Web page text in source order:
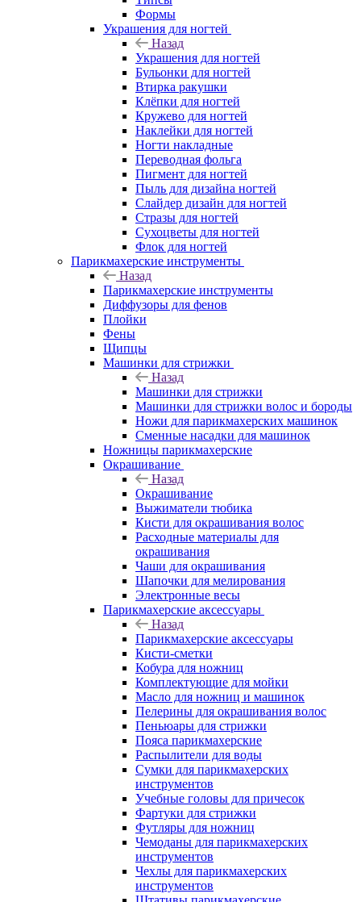
Формы
Украшения для ногтей
Назад
Украшения для ногтей
Бульонки для ногтей
Втирка ракушки
Клёпки для ногтей
Кружево для ногтей
Наклейки для ногтей
Ногти накладные
Переводная фольга
Пигмент для ногтей
Пыль для дизайна ногтей
Слайдер дизайн для ногтей
Стразы для ногтей
Сухоцветы для ногтей
Флок для ногтей
Парикмахерские инструменты
Назад
Парикмахерские инструменты
Диффузоры для фенов
Плойки
Фены
Щипцы
Машинки для стрижки
Назад
Машинки для стрижки
Машинки для стрижки волос и бороды
Ножи для парикмахерских машинок
Сменные насадки для машинок
Ножницы парикмахерские
Окрашивание
Назад
Окрашивание
Выжиматели тюбика
Кисти для окрашивания волос
Расходные материалы для
окрашивания
Чаши для окрашивания
Шапочки для мелирования
Электронные весы
Парикмахерские аксессуары
Назад
Парикмахерские аксессуары
Кисти-сметки
Кобура для ножниц
Комплектующие для мойки
Масло для ножниц и машинок
Пелерины для окрашивания волос
Пеньюары для стрижки
Пояса парикмахерские
Распылители для воды
Сумки для парикмахерских
инструментов
Учебные головы для причесок
Фартуки для стрижки
Футляры для ножниц
Чемоданы для парикмахерских
инструментов
Чехлы для парикмахерских
инструментов